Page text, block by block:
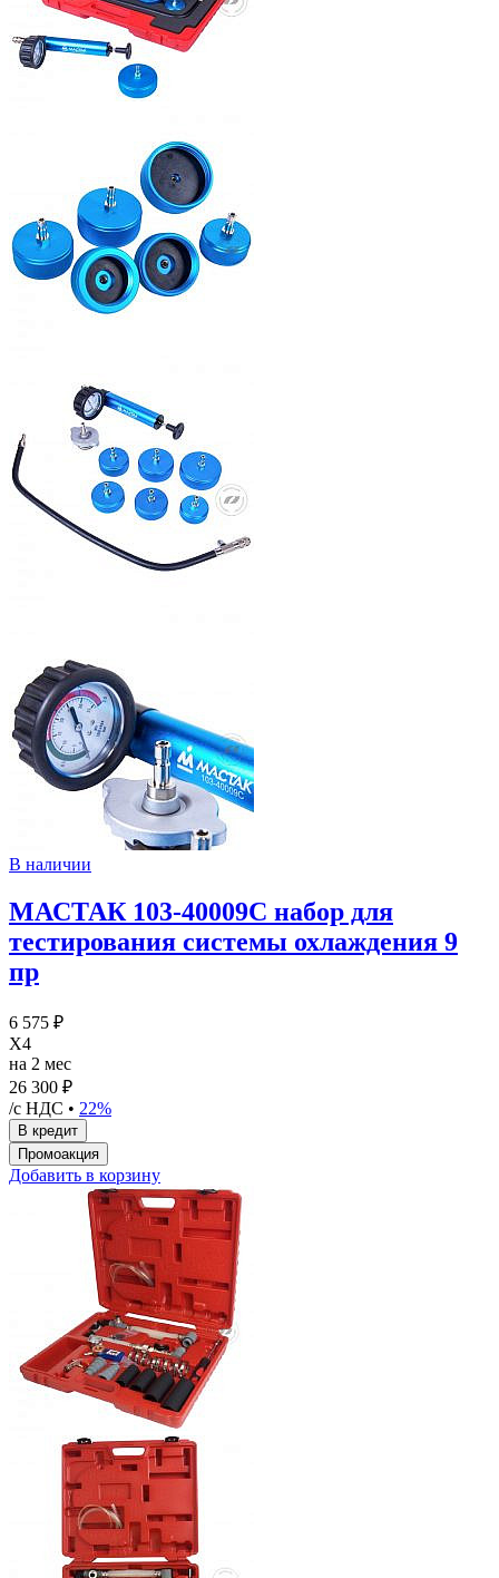
В наличии
МАСТАК 103-40009C набор для
тестирования системы охлаждения 9
пр
6 575 ₽
X4
на 2 мес
26 300 ₽
/с НДС • 22%
Добавить в корзину